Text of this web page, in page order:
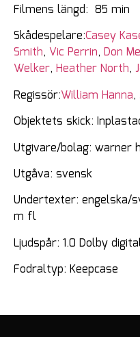
Filmens längd: 85 min
Skådespelare:Casey
Smith, Vic Perrin, Don
Welker, Heather North,
Regissör:William Hanna,
Objektets skick:
Utgivare/bolag: warner
Utgåva: svensk
Undertexter: engelska/
m fl
Ljudspår: 1.0 Dolby
Fodraltyp: Keepcase